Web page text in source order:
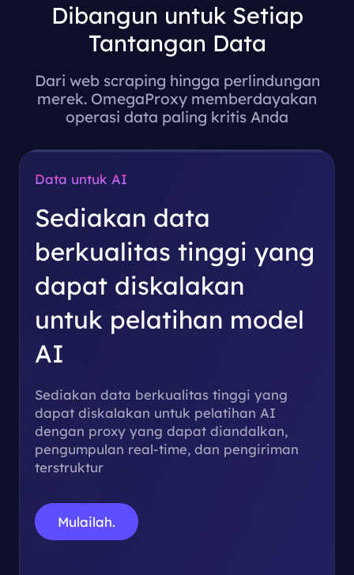
Dibangun untuk Setiap
Tantangan Data
Dari web scraping hingga perlindungan
merek. OmegaProxy memberdayakan
operasi data paling kritis Anda
Data untuk AI
Sediakan data
berkualitas tinggi yang
dapat diskalakan
untuk pelatihan model
AI
Sediakan data berkualitas tinggi yang
dapat diskalakan untuk pelatihan AI
dengan proxy yang dapat diandalkan,
pengumpulan real-time, dan pengiriman
terstruktur
Mulailah.